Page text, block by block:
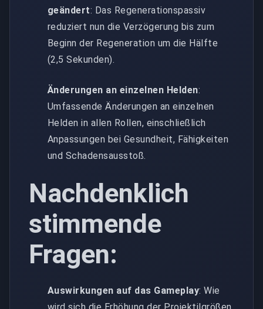
geändert: Das Regenerationspassiv
reduziert nun die Verzögerung bis zum
Beginn der Regeneration um die Hälfte
(2,5 Sekunden).
Änderungen an einzelnen Helden:
Umfassende Änderungen an einzelnen
Helden in allen Rollen, einschließlich
Anpassungen bei Gesundheit, Fähigkeiten
und Schadensausstoß.
Nachdenklich
stimmende
Fragen:
Auswirkungen auf das Gameplay: Wie